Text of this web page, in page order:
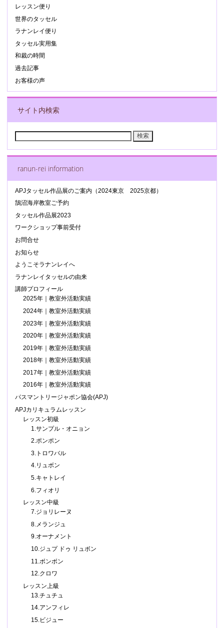
レッスン便り
世界のタッセル
ラナンレイ便り
タッセル実用集
和裁の時間
過去記事
お客様の声
サイト内検索
ranun-rei information
APJタッセル作品展のご案内（2024東京 2025京都）
鵠沼海岸教室ご予約
タッセル作品展2023
ワークショップ事前受付
お問合せ
お知らせ
ようこそラナンレイへ
ラナンレイタッセルの由来
講師プロフィール
2025年｜教室外活動実績
2024年｜教室外活動実績
2023年｜教室外活動実績
2020年｜教室外活動実績
2019年｜教室外活動実績
2018年｜教室外活動実績
2017年｜教室外活動実績
2016年｜教室外活動実績
パスマントリージャポン協会(APJ)
APJカリキュラムレッスン
レッスン初級
1.サンプル・オニョン
2.ポンポン
3.トロワバル
4.リュボン
5.キャトレイ
6.フィオリ
レッスン中級
7.ジョリレーヌ
8.メランジュ
9.オーナメント
10.ジュプ ドゥ リュボン
11.ボンボン
12.クロワ
レッスン上級
13.チュチュ
14.アンフィレ
15.ビジュー